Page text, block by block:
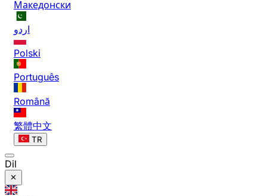
Македонски
اردو
Polski
Português
Română
繁體中文
TR
Dil